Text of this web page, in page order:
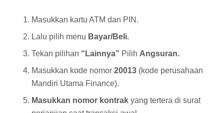
Masukkan kartu ATM dan PIN.
Lalu pilih menu Bayar/Beli.
Tekan pilihan “Lainnya” Pilih Angsuran.
Masukkan kode nomor 20013 (kode perusahaan
Mandiri Utama Finance).
Masukkan nomor kontrak yang tertera di surat